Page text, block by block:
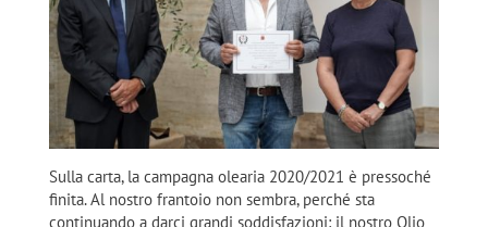
Sulla carta, la campagna olearia 2020/2021 è pressoché
finita. Al nostro frantoio non sembra, perché sta
continuando a darci grandi soddisfazioni: il nostro Olio